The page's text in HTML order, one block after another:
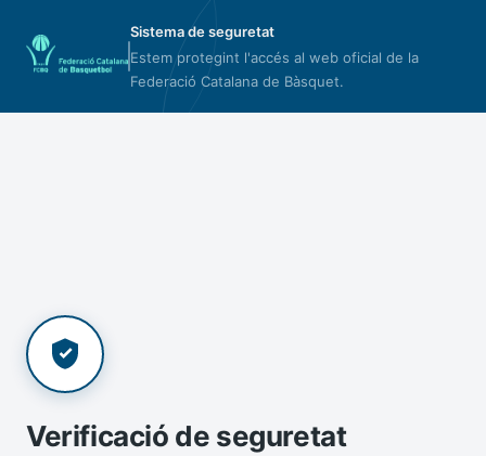
Sistema de seguretat
Estem protegint l'accés al web oficial de la
Federació Catalana de Bàsquet.
Verificació de seguretat